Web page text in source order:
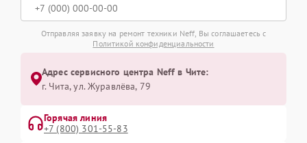
Отправляя заявку на ремонт техники Neff, Вы соглашаетесь с
Политикой конфиденциальности
Адрес сервисного центра Neff в Чите:
г. Чита, ул. Журавлёва, 79
Горячая линия
+7 (800) 301-55-83